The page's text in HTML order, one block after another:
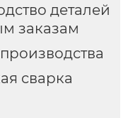
деталей
заказам
сварка